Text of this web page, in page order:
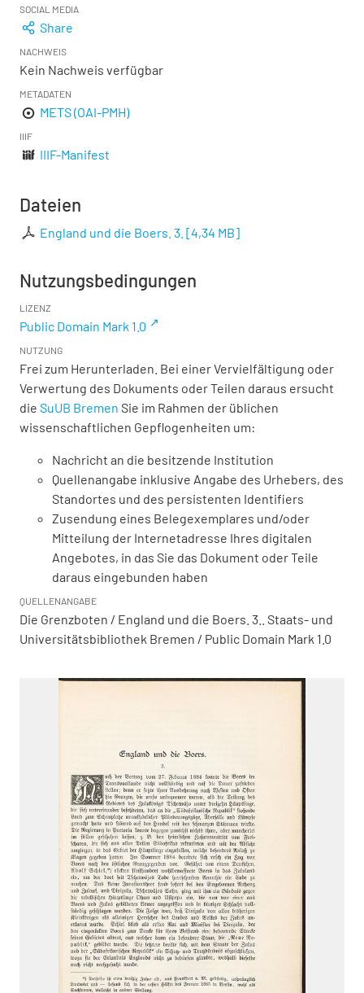
SOCIAL MEDIA
Share
NACHWEIS
Kein Nachweis verfügbar
METADATEN
METS (OAI-PMH)
IIIF
IIIF-Manifest
Dateien
England und die Boers. 3. [4,34 MB]
Nutzungsbedingungen
LIZENZ
Public Domain Mark 1.0
NUTZUNG
Frei zum Herunterladen. Bei einer Vervielfältigung oder
Verwertung des Dokuments oder Teilen daraus ersucht
die SuUB Bremen Sie im Rahmen der üblichen
wissenschaftlichen Gepflogenheiten um:
Nachricht an die besitzende Institution
Quellenangabe inklusive Angabe des Urhebers, des
Standortes und des persistenten Identifiers
Zusendung eines Belegexemplares und/oder
Mitteilung der Internetadresse Ihres digitalen
Angebotes, in das Sie das Dokument oder Teile
daraus eingebunden haben
QUELLENANGABE
Die Grenzboten / England und die Boers. 3.. Staats- und
Universitätsbibliothek Bremen / Public Domain Mark 1.0